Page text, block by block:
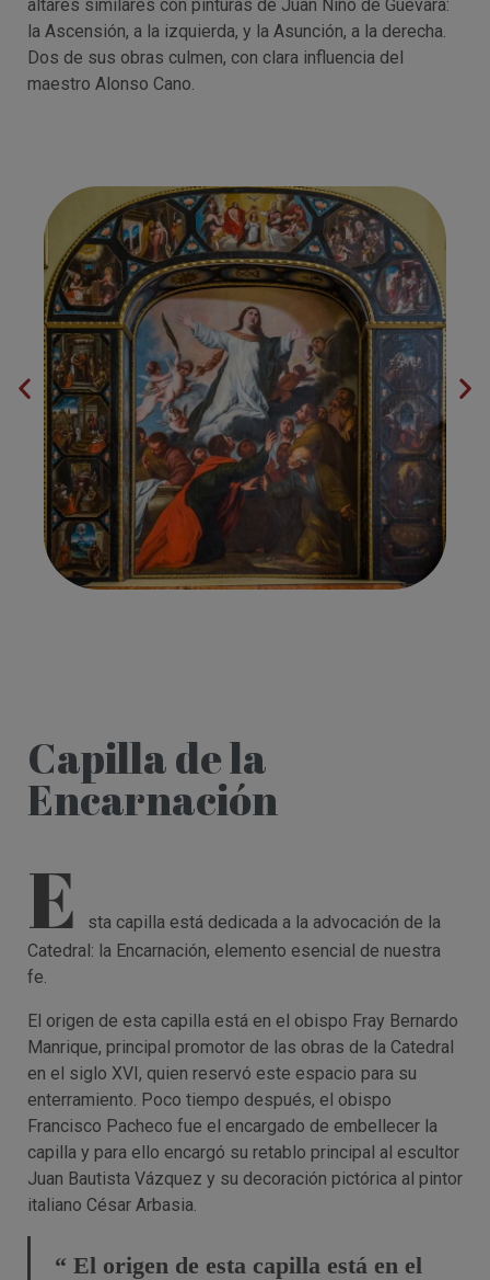
altares similares con pinturas de Juan Niño de Guevara:
la Ascensión, a la izquierda, y la Asunción, a la derecha.
Dos de sus obras culmen, con clara influencia del
maestro Alonso Cano.
Capilla de la
Encarnación
E
sta capilla está dedicada a la advocación de la
Catedral: la Encarnación, elemento esencial de nuestra
fe.
El origen de esta capilla está en el obispo Fray Bernardo
Manrique, principal promotor de las obras de la Catedral
en el siglo XVI, quien reservó este espacio para su
enterramiento. Poco tiempo después, el obispo
Francisco Pacheco fue el encargado de embellecer la
capilla y para ello encargó su retablo principal al escultor
Juan Bautista Vázquez y su decoración pictórica al pintor
italiano César Arbasia.
“ El origen de esta capilla está en el